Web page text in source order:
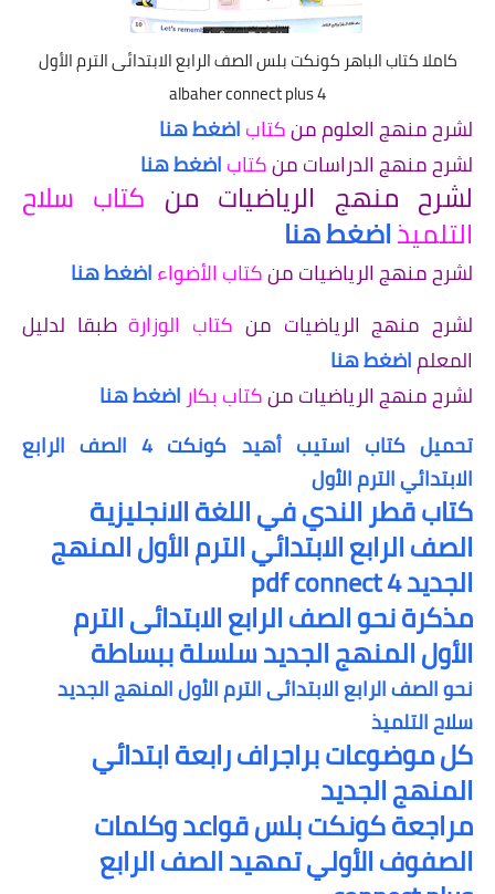
كاملا كتاب الباهر كونكت بلس الصف الرابع الابتدائى الترم الأول
albaher connect plus 4
لشرح منهج العلوم منكتاباضغط هنا
لشرح منهج الدراسات منكتاباضغط هنا
لشرح منهج الرياضيات من كتاب سلاح
التلميذاضغط هنا
لشرح منهج الرياضيات منكتاب الأضواءاضغط هنا
لشرح منهج الرياضيات من كتاب الوزارةطبقا لدليل
المعلماضغط هنا
لشرح منهج الرياضيات منكتاب بكار اضغط هنا
تحميل كتاب استيب أهيد كونكت 4 الصف الرابع
الابتدائي الترم الأول
كتاب قطر الندي في اللغة الانجليزية
الصف الرابع الابتدائي الترم الأول المنهج
الجديد pdf connect 4
مذكرة نحو الصف الرابع الابتدائى الترم
الأول المنهج الجديد سلسلة ببساطة
نحو الصف الرابع الابتدائى الترم الأول المنهج الجديد
سلاح التلميذ
كل موضوعات براجراف رابعة ابتدائي
المنهج الجديد
مراجعة كونكت بلس قواعد وكلمات
الصفوف الأولي تمهيد الصف الرابع